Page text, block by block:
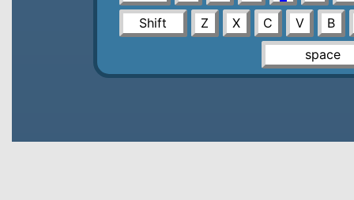
Shift
Z X C V
B
space